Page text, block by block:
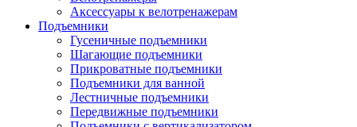
Аксессуары к велотренажерам
Подъемники
Гусеничные подъемники
Шагающие подъемники
Прикроватные подъемники
Подъемники для ванной
Лестничные подъемники
Передвижные подъемники